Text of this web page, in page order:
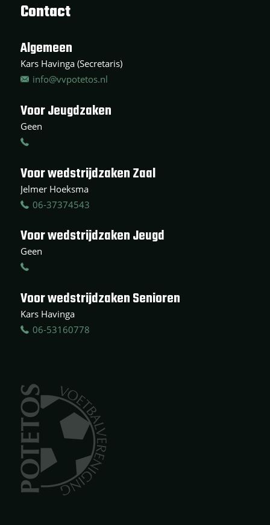
Contact
Algemeen
Kars Havinga (Secretaris)
info@vvpotetos.nl
Voor Jeugdzaken
Geen
Voor wedstrijdzaken Zaal
Jelmer Hoeksma
06-37374543
Voor wedstrijdzaken Jeugd
Geen
Voor wedstrijdzaken Senioren
Kars Havinga
06-53160778